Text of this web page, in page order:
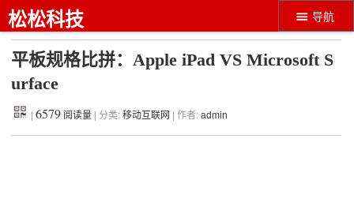
导航
松松科技
平板规格比拼：Apple iPad VS Microsoft S
urface
|6579 阅读量 | 分类:移动互联网 | 作者:admin